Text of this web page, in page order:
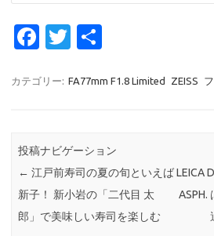
Fa
e
o
k
T
it
カテゴリー: FA77mm F1.8 Limited ZEISS
投稿ナビゲーション
← 江戸前寿司の夏の旬といえば
新子！ 新小岩の「二代目 太
郎」で美味しい寿司を楽しむ
LEICA
ASPH.